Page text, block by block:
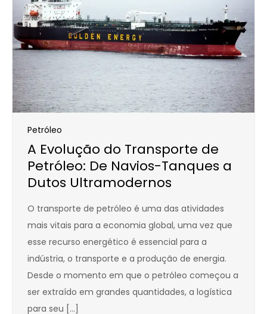
Petróleo
A Evolução do Transporte de
Petróleo: De Navios-Tanques a
Dutos Ultramodernos
O transporte de petróleo é uma das atividades
mais vitais para a economia global, uma vez que
esse recurso energético é essencial para a
indústria, o transporte e a produção de energia.
Desde o momento em que o petróleo começou a
ser extraído em grandes quantidades, a logística
para seu […]